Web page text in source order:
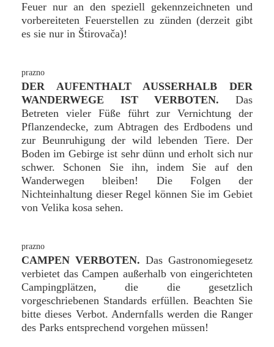
Feuer nur an den speziell gekennzeichneten und
vorbereiteten Feuerstellen zu zünden (derzeit gibt
es sie nur in Štirovača)!
DER AUFENTHALT AUSSERHALB DER
WANDERWEGE IST VERBOTEN. Das
Betreten vieler Füße führt zur Vernichtung der
Pflanzendecke, zum Abtragen des Erdbodens und
zur Beunruhigung der wild lebenden Tiere. Der
Boden im Gebirge ist sehr dünn und erholt sich nur
schwer. Schonen Sie ihn, indem Sie auf den
Wanderwegen bleiben! Die Folgen der
Nichteinhaltung dieser Regel können Sie im Gebiet
von Velika kosa sehen.
CAMPEN VERBOTEN. Das Gastronomiegesetz
verbietet das Campen außerhalb von eingerichteten
Campingplätzen, die die gesetzlich
vorgeschriebenen Standards erfüllen. Beachten Sie
bitte dieses Verbot. Andernfalls werden die Ranger
des Parks entsprechend vorgehen müssen!